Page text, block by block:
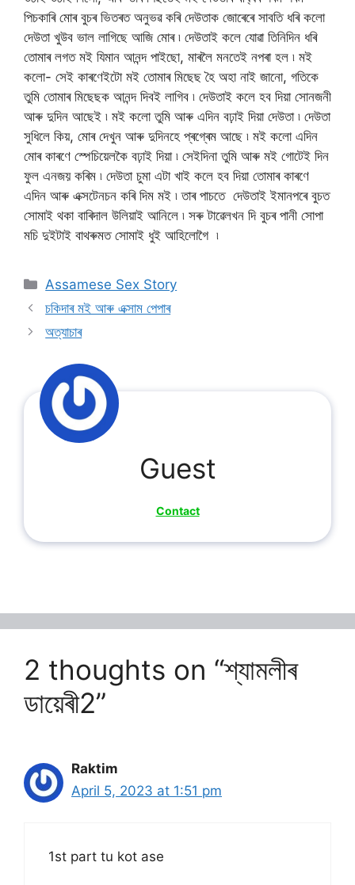
পিচকাৰি মোৰ বুচৰ ভিতৰত অনুভৱ কৰি দেউতাক জোৰেৰে সাবতি ধৰি কলো
দেউতা খুউব ভাল লাগিছে আজি মোৰ ৷ দেউতাই কলে যোৱা তিনিদিন ধৰি
তোমাৰ লগত মই যিমান আনন্দ পাইছো, মাৰলৈ মনতেই নপৰা হল ৷ মই
কলো- সেই কাৰণেইটো মই তোমাৰ মিছেছ হৈ অহা নাই জানো, গতিকে
তুমি তোমাৰ মিছেছক আনন্দ দিবই লাগিব ৷ দেউতাই কলে হব দিয়া সোনজনী
আৰু দুদিন আছেই ৷ মই কলো তুমি আৰু এদিন বঢ়াই দিয়া দেউতা ৷ দেউতা
সুধিলে কিয়, মোৰ দেখুন আৰু দুদিনহে প্ৰগ্ৰেম আছে ৷ মই কলো এদিন
মোৰ কাৰণে স্পেচিয়েলকৈ বঢ়াই দিয়া ৷ সেইদিনা তুমি আৰু মই গোটেই দিন
ফুল এনজয় কৰিম ৷ দেউতা চুমা এটা খাই কলে হব দিয়া তোমাৰ কাৰণে
এদিন আৰু এক্সটেনচন কৰি দিম মই ৷ তাৰ পাচতে দেউতাই ইমানপৰে বুচত
সোমাই থকা বাৰিদাল উলিয়াই আনিলে ৷ সৰু টাৱেলখন দি বুচৰ পানী সোপা
মচি দুইটাই বাথৰুমত সোমাই ধুই আহিলোগৈ ৷
Categories
Assamese Sex Story
চকিদাৰ মই আৰু এক্সাম পেপাৰ
অত্যাচাৰ
Guest
Contact
2 thoughts on “শ্যামলীৰ
ডায়েৰী2”
Raktim
April 5, 2023 at 1:51 pm
1st part tu kot ase